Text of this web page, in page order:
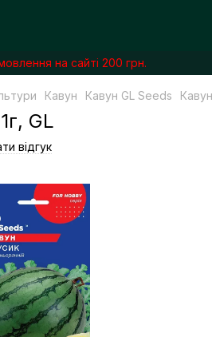
на сайті 200 грн.
Кавун Кавун GL Seeds
GL
відгук